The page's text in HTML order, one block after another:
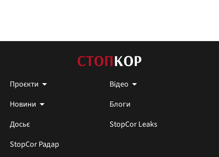
Проєкти
Відео
Новини
Блоги
Досьє
StopCor Leaks
StopCor Радар